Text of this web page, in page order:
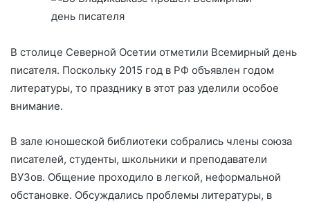
В столице Северной Осетии отметили Всемирный день
писателя. Поскольку 2015 год в РФ объявлен годом
литературы, то празднику в этот раз уделили особое
внимание.
В зале юношеской библиотеки собрались члены союза
писателей, студенты, школьники и преподаватели
ВУЗов. Общение проходило в легкой, неформальной
обстановке. Обсуждались проблемы литературы, в